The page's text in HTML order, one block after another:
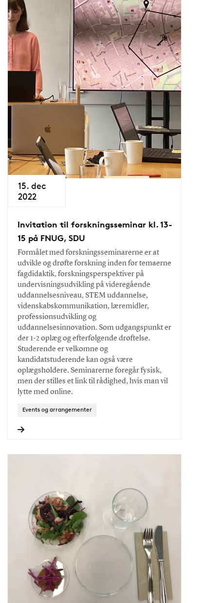
15. dec
2022
Invitation til forskningsseminar kl. 13-
15 på FNUG, SDU
Formålet med forskningsseminarerne er at
udvikle og drøfte forskning inden for temaerne
fagdidaktik, forskningsperspektiver på
undervisningsudvikling på videregående
uddannelsesniveau, STEM uddannelse,
videnskabskommunikation, læremidler,
professionsudvikling og
uddannelsesinnovation. Som udgangspunkt er
der 1-2 oplæg og efterfølgende drøftelse.
Studerende er velkomne og
kandidatstuderende kan også være
oplægsholdere. Seminarerne foregår fysisk,
men der stilles et link til rådighed, hvis man vil
lytte med online.
Events og arrangementer